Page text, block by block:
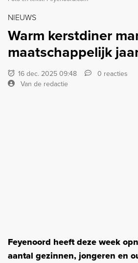
NIEUWS
Warm kerstdiner
maatschappelijk
16 dec. 2025 09:48
0 reacties
Van de redactie
Feyenoord heeft deze week
aantal gezinnen, jongeren en